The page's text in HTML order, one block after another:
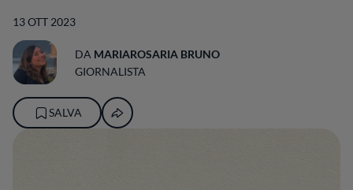
13 OTT 2023
DA MARIAROSARIA BRUNO
GIORNALISTA
SALVA